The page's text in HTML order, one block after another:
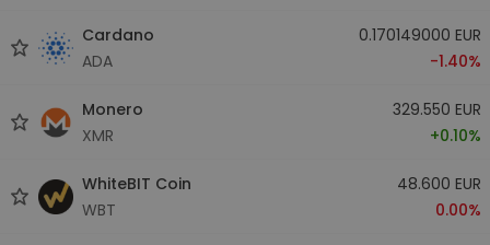
Cardano
ADA
0.170149000 EUR
-1.40%
Monero
XMR
329.550 EUR
+0.10%
WhiteBIT Coin
WBT
48.600 EUR
0.00%